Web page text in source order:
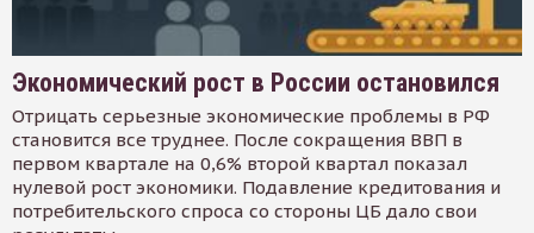
Экономический рост в России остановился
Отрицать серьезные экономические проблемы в РФ
становится все труднее. После сокращения ВВП в
первом квартале на 0,6% второй квартал показал
нулевой рост экономики. Подавление кредитования и
потребительского спроса со стороны ЦБ дало свои